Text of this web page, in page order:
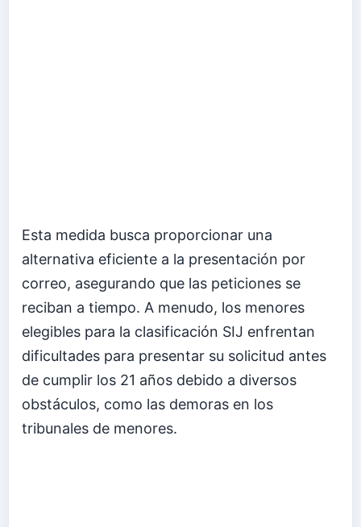
Esta medida busca proporcionar una
alternativa eficiente a la presentación por
correo, asegurando que las peticiones se
reciban a tiempo. A menudo, los menores
elegibles para la clasificación SIJ enfrentan
dificultades para presentar su solicitud antes
de cumplir los 21 años debido a diversos
obstáculos, como las demoras en los
tribunales de menores.